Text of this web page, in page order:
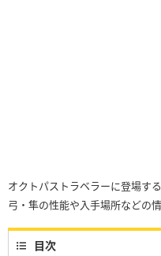
オクトパストラベラーに登場す
弓・隼の性能や入手場所などの
目次